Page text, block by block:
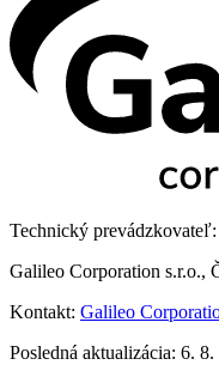
Technický prevádzkovateľ:
Galileo Corporation s.r.o.,
Kontakt: Galileo
Posledná aktualizácia: 6. 8.